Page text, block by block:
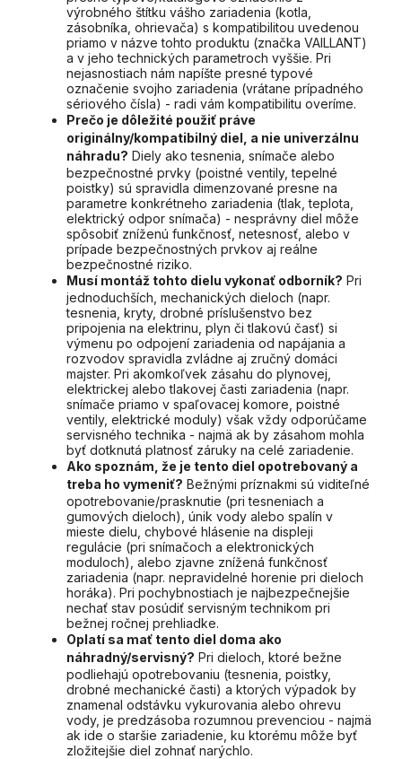
výrobného štítku vášho zariadenia (kotla,
zásobníka, ohrievača) s kompatibilitou uvedenou
priamo v názve tohto produktu (značka VAILLANT)
a v jeho technických parametroch vyššie. Pri
nejasnostiach nám napíšte presné typové
označenie svojho zariadenia (vrátane prípadného
sériového čísla) - radi vám kompatibilitu overíme.
Prečo je dôležité použiť práve
originálny/kompatibilný diel, a nie univerzálnu
náhradu? Diely ako tesnenia, snímače alebo
bezpečnostné prvky (poistné ventily, tepelné
poistky) sú spravidla dimenzované presne na
parametre konkrétneho zariadenia (tlak, teplota,
elektrický odpor snímača) - nesprávny diel môže
spôsobiť zníženú funkčnosť, netesnosť, alebo v
prípade bezpečnostných prvkov aj reálne
bezpečnostné riziko.
Musí montáž tohto dielu vykonať odborník? Pri
jednoduchších, mechanických dieloch (napr.
tesnenia, kryty, drobné príslušenstvo bez
pripojenia na elektrinu, plyn či tlakovú časť) si
výmenu po odpojení zariadenia od napájania a
rozvodov spravidla zvládne aj zručný domáci
majster. Pri akomkoľvek zásahu do plynovej,
elektrickej alebo tlakovej časti zariadenia (napr.
snímače priamo v spaľovacej komore, poistné
ventily, elektrické moduly) však vždy odporúčame
servisného technika - najmä ak by zásahom mohla
byť dotknutá platnosť záruky na celé zariadenie.
Ako spoznám, že je tento diel opotrebovaný a
treba ho vymeniť? Bežnými príznakmi sú viditeľné
opotrebovanie/prasknutie (pri tesneniach a
gumových dieloch), únik vody alebo spalín v
mieste dielu, chybové hlásenie na displeji
regulácie (pri snímačoch a elektronických
moduloch), alebo zjavne znížená funkčnosť
zariadenia (napr. nepravidelné horenie pri dieloch
horáka). Pri pochybnostiach je najbezpečnejšie
nechať stav posúdiť servisným technikom pri
bežnej ročnej prehliadke.
Oplatí sa mať tento diel doma ako
náhradný/servisný? Pri dieloch, ktoré bežne
podliehajú opotrebovaniu (tesnenia, poistky,
drobné mechanické časti) a ktorých výpadok by
znamenal odstávku vykurovania alebo ohrevu
vody, je predzásoba rozumnou prevenciou - najmä
ak ide o staršie zariadenie, ku ktorému môže byť
zložitejšie diel zohnať narýchlo.